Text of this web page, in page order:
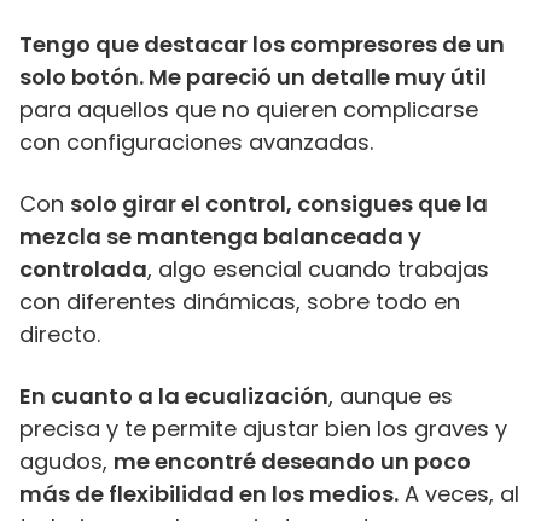
Tengo que destacar los compresores de un
solo botón. Me pareció un detalle muy útil
para aquellos que no quieren complicarse
con configuraciones avanzadas.
Con solo girar el control, consigues que la
mezcla se mantenga balanceada y
controlada, algo esencial cuando trabajas
con diferentes dinámicas, sobre todo en
directo.
En cuanto a la ecualización, aunque es
precisa y te permite ajustar bien los graves y
agudos, me encontré deseando un poco
más de flexibilidad en los medios. A veces, al